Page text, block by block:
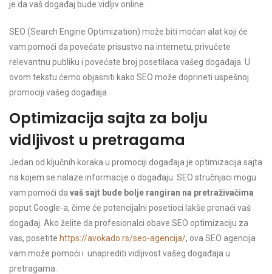
je da vaš događaj bude vidljiv online.
SEO (Search Engine Optimization) može biti moćan alat koji će
vam pomoći da povećate prisustvo na internetu, privučete
relevantnu publiku i povećate broj posetilaca vašeg događaja. U
ovom tekstu ćemo objasniti kako SEO može doprineti uspešnoj
promociji vašeg događaja.
Optimizacija sajta za bolju
vidljivost u pretragama
Jedan od ključnih koraka u promociji događaja je optimizacija sajta
na kojem se nalaze informacije o događaju. SEO stručnjaci mogu
vam pomoći da vaš sajt bude bolje rangiran na pretraživačima
poput Google-a, čime će potencijalni posetioci lakše pronaći vaš
događaj. Ako želite da profesionalci obave SEO optimizaciju za
vas, posetite https://avokado.rs/seo-agencija/, ova SEO agencija
vam može pomoći i unaprediti vidljivost vašeg događaja u
pretragama.